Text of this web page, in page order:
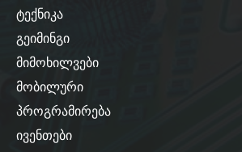
ტექნიკა
გეიმინგი
მიმოხილვები
მობილური
პროგრამირება
ივენთები